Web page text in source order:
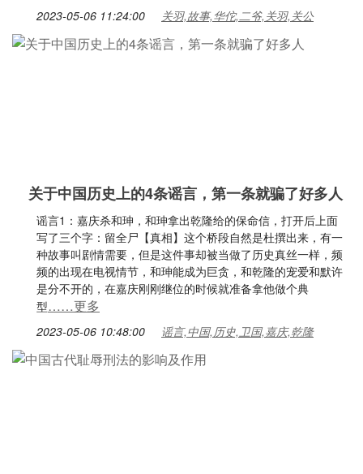
2023-05-06 11:24:00 关羽,故事,华佗,二爷,关羽,关公
关于中国历史上的4条谣言，第一条就骗了好多人
谣言1：嘉庆杀和珅，和珅拿出乾隆给的保命信，打开后上面
写了三个字：留全尸【真相】这个桥段自然是杜撰出来，有一
种故事叫剧情需要，但是这件事却被当做了历史真丝一样，频
频的出现在电视情节，和珅能成为巨贪，和乾隆的宠爱和默许
是分不开的，在嘉庆刚刚继位的时候就准备拿他做个典
型……更多
2023-05-06 10:48:00 谣言,中国,历史,卫国,嘉庆,乾隆